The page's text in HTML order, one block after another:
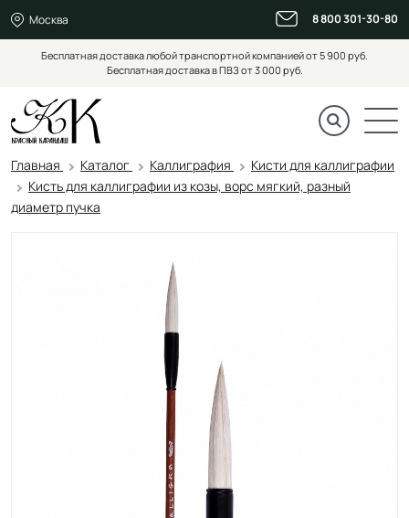
Москва 8 800 301-30-80
Бесплатная доставка любой транспортной компанией от 5 900 руб.
Бесплатная доставка в ПВЗ от 3 000 руб.
Главная Каталог Каллиграфия
Кисти для каллиграфии
Кисть для каллиграфии из козы, ворс мягкий, разный
диаметр пучка